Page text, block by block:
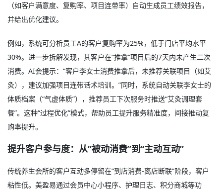
（如客户满意度、复购率、项目连带率）自动生成员工绩效报告，
并给出优化建议。
例如，系统可分析员工A的客户复购率为25%，低于门店平均水平
30%。进一步拆解发现，其客户在“推拿”项目后的7天内未产生二次
消费。AI会提示：“客户李女士消费推拿后，未推荐关联项目（如艾
灸），建议加强项目连带话术培训。”同时，系统自动关联李女士的
体质档案（“气虚体质”），推荐员工下次服务时推送“艾灸调理套
餐”。这种“过程优化”模式，帮助员工提升服务精准度，间接推动复
购率提升。
提升客户参与度：从“被动消费”到“主动互动”
传统养生会所的客户互动多停留在“到店消费-离店断联”阶段，客户
粘性低。美盈易通过会员中心小程序、护理日志、积分商城等功